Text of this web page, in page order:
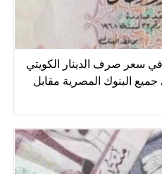
في سعر صرف الدينار الكويتي
الإثنين 20 يونيو 2022 في جميع البنوك المصرية مقابل